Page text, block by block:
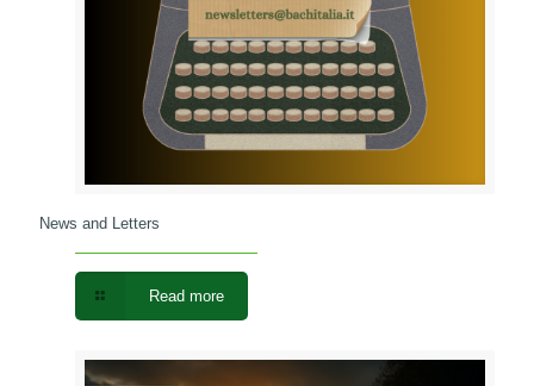
News and Letters
Read more